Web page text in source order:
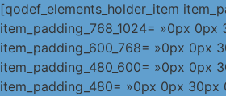
[qodef_elements_holder_item
item_padding_768_1024= »0px 0px
item_padding_600_768= »0px 0px
item_padding_480_600= »0px 0px
item_padding_480= »0px 0px 30px